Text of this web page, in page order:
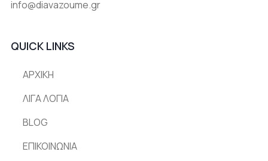
info@diavazoume.gr
QUICK LINKS
ΑΡΧΙΚΗ
ΛΙΓΑ ΛΟΓΙΑ
BLOG
ΕΠΙΚΟΙΝΩΝΙΑ